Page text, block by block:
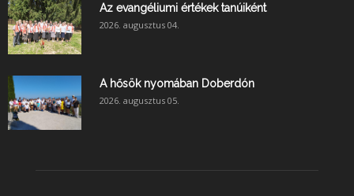
Az evangéliumi értékek tanúiként
2026. augusztus 04.
A hősök nyomában Doberdón
2026. augusztus 05.